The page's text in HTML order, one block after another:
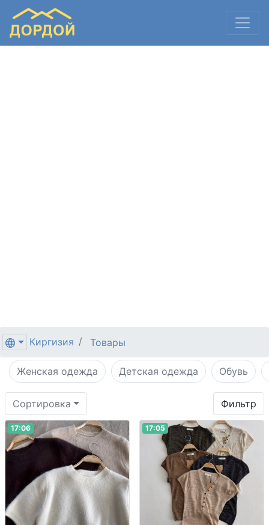
Киргизия Товары
Женская одежда Детская одежда Обувь
Сортировка Фильтр
17:06 17:05